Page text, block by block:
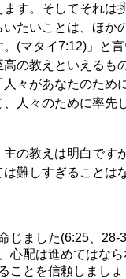
す。そしてそれは
たいことは、ほか
(マタイ7:12)」と言
の教えといえるも
々があなたのため
人々のために率先
の教えは明白です
難しすぎることは
じました(6:25、28-
心配は進めてはな
ことを信頼しましょ